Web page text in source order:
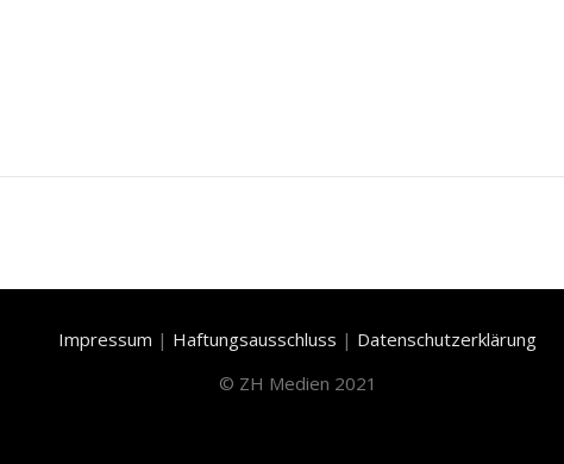
Impressum | Haftungsausschluss | Datenschutzerklärung
© ZH Medien 2021